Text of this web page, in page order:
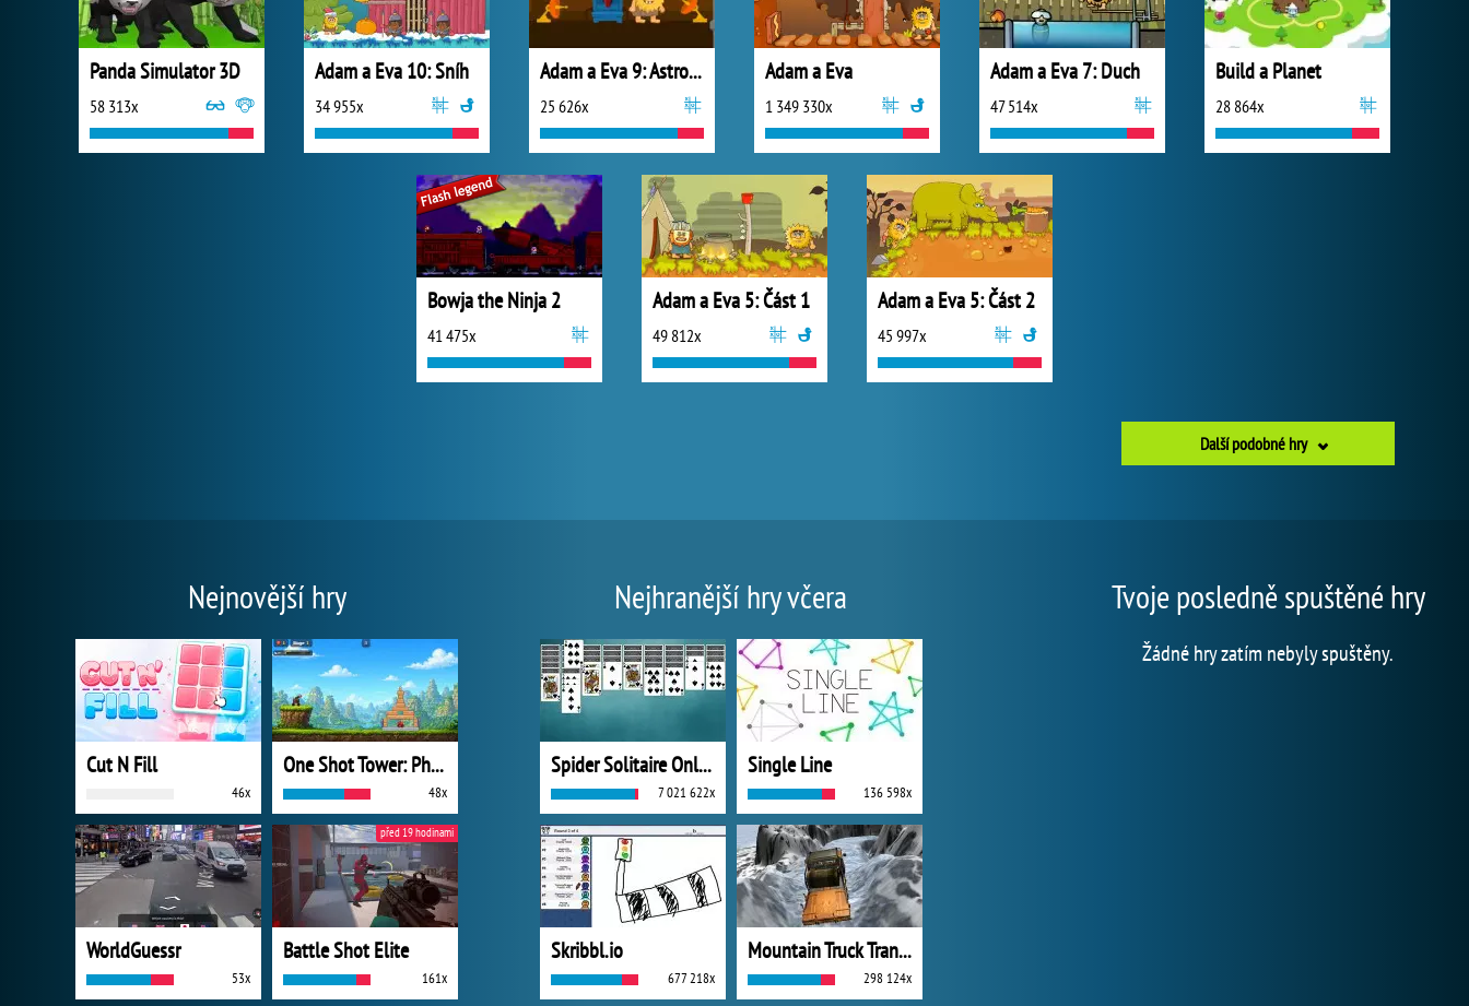
Panda Simulator 3D
58 313x
Adam a Eva 10: Sníh
34 955x
Adam a Eva 9: Astronaut
25 626x
Adam a Eva
1 349 330x
Adam a Eva 7: Duch
47 514x
Build a Planet
28 864x
Bowja the Ninja 2
41 475x
Adam a Eva 5: Část 1
49 812x
Adam a Eva 5: Část 2
45 997x
Další podobné hry
Nejnovější hry
Cut N Fill
46x
One Shot Tower: Physics Destroyer
48x
WorldGuessr
53x
Battle Shot Elite
161x
před 19 hodinami
Nejhranější hry včera
Spider Solitaire Online
7 021 622x
Single Line
136 598x
Skribbl.io
677 218x
Mountain Truck Transport
298 124x
Tvoje posledně spuštěné hry
Žádné hry zatím nebyly spuštěny.